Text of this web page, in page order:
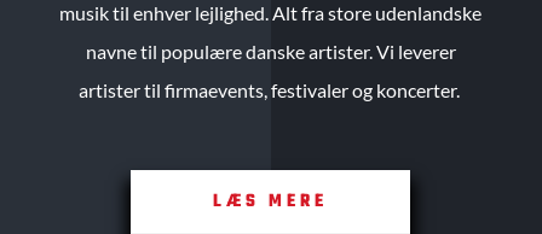
musik til enhver lejlighed. Alt fra store udenlandske
navne til populære danske artister. Vi leverer
artister til firmaevents, festivaler og koncerter.
LÆS MERE